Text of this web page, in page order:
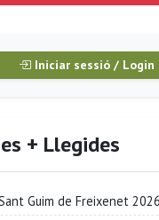
Iniciar sessió / Login
+ Llegides
Guim de Freixenet 2026